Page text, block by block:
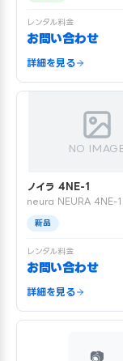
レンタル料金
お問い合わせ
詳細を見る
NO
ノイラ 4NE-1
neura NEURA 4NE-1
新品
レンタル料金
お問い合わせ
詳細を見る